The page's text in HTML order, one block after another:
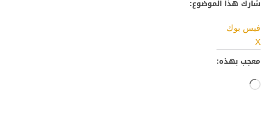
شارك هذا الموضوع:
فيس بوك
X
معجب بهذه:
جاري